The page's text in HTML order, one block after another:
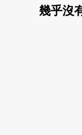
幾乎沒